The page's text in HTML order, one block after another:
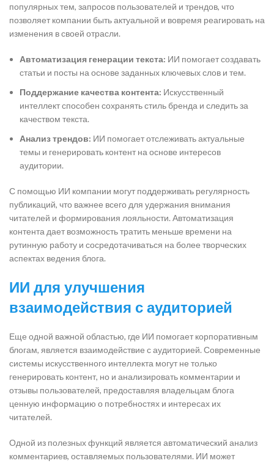
популярных тем, запросов пользователей и трендов, что
позволяет компании быть актуальной и вовремя реагировать на
изменения в своей отрасли.
Автоматизация генерации текста: ИИ помогает создавать
статьи и посты на основе заданных ключевых слов и тем.
Поддержание качества контента: Искусственный
интеллект способен сохранять стиль бренда и следить за
качеством текста.
Анализ трендов: ИИ помогает отслеживать актуальные
темы и генерировать контент на основе интересов
аудитории.
С помощью ИИ компании могут поддерживать регулярность
публикаций, что важнее всего для удержания внимания
читателей и формирования лояльности. Автоматизация
контента дает возможность тратить меньше времени на
рутинную работу и сосредотачиваться на более творческих
аспектах ведения блога.
ИИ для улучшения
взаимодействия с аудиторией
Еще одной важной областью, где ИИ помогает корпоративным
блогам, является взаимодействие с аудиторией. Современные
системы искусственного интеллекта могут не только
генерировать контент, но и анализировать комментарии и
отзывы пользователей, предоставляя владельцам блога
ценную информацию о потребностях и интересах их
читателей.
Одной из полезных функций является автоматический анализ
комментариев, оставляемых пользователями. ИИ может